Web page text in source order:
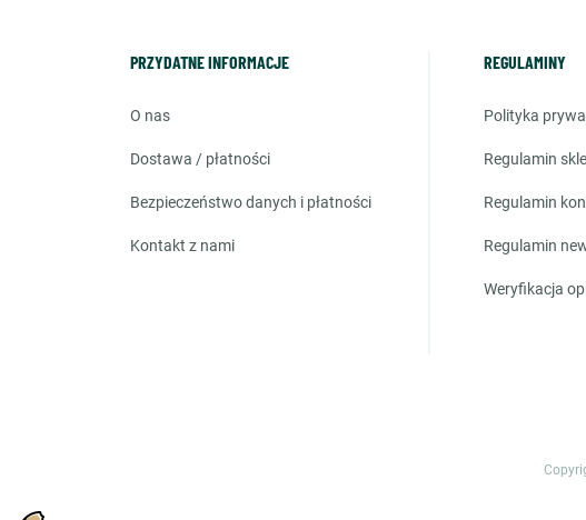
PRZYDATNE INFORMACJE
o nas
dostawa / płatności
bezpieczeństwo danych i płatności
kontakt z nami
REGULAMINY
polityka
regulamin
regulamin
regulamin
weryfikacja